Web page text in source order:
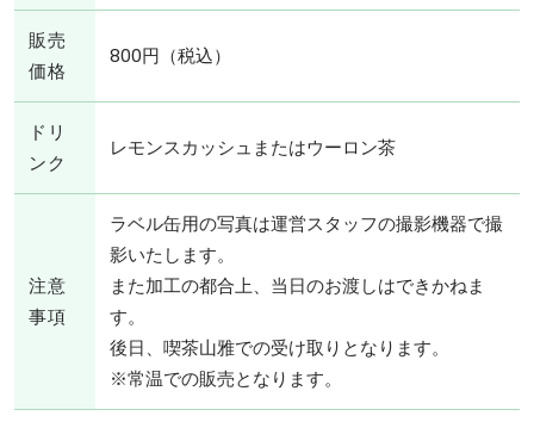
販売
価格
800円（税込）
ドリ
ンク
レモンスカッシュまたはウーロン茶
注意
事項
ラベル缶用の写真は運営スタッフの撮影機器で撮
影いたします。
また加工の都合上、当日のお渡しはできかねま
す。
後日、喫茶山雅での受け取りとなります。
※常温での販売となります。